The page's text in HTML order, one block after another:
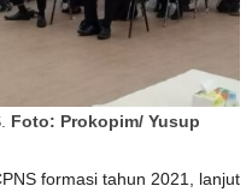
Foto: Prokopim/ Yusup
formasi tahun 2021, lanjut